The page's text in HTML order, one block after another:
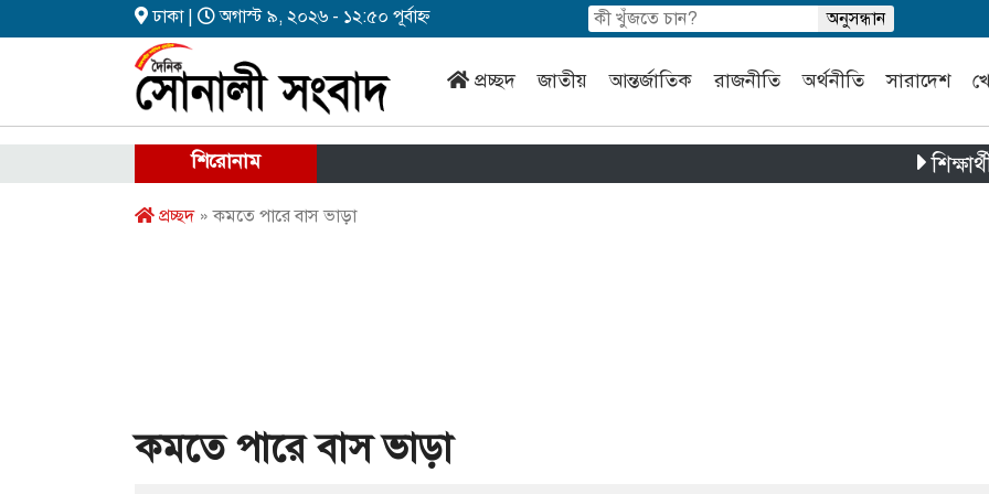
ঢাকা | অগাস্ট ৯, ২০২৬ - ১২:৫০ পূর্বাহ্ন
প্রচ্ছদ জাতীয় আন্তর্জাতিক রাজনীতি অর্থনীতি সারাদেশ
শিরোনাম শিক্ষার্থী ও
প্রচ্ছদ» কমতে পারে বাস ভাড়া
কমতে পারে বাস ভাড়া